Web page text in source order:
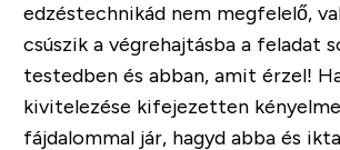
edzéstechnikád nem megfelelő,
csúszik a végrehajtásba a feladat
testedben és abban, amit érzel!
kivitelezése kifejezetten
fájdalommal jár, hagyd abba és